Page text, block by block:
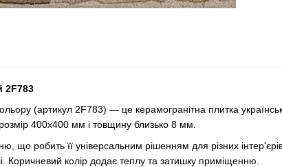
2F783
(артикул 2F783) — це керамогранітна плитка
400x400 мм і товщину близько 8 мм.
що робить її універсальним рішенням для різних
колір додає теплу та затишку приміщенню.